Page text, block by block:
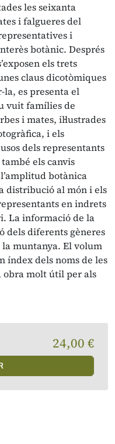
les seixanta
i falgueres del
i
botànic. Després
els trets
claus dicotòmiques
la, es presenta el
vuit famílies de
i mates, il·lustrades
i els
dels representants
els canvis
botànica
distribució al món i els
en indrets
La informació de la
dels diferents gèneres
muntanya. El volum
índex dels noms de les
obra molt útil per als
24,00 €